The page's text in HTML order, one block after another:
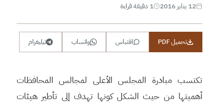
12 يناير 2016
1 دقيقة قراءة
تحميل PDF اقتباس واتساب تيليغرام
تكتسب مبادرة المجلس الأعلى لمجالس المحافظات
أهميتها من حيث الشكل كونها تهدف إلى تأطير هيئات